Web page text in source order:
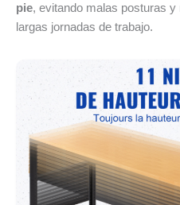
pie, evitando malas posturas y
largas jornadas de trabajo.